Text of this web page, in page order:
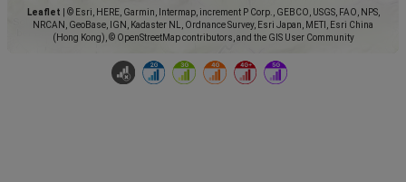
Leaflet
© Esri, HERE, Garmin, Intermap, increment P Corp., GEBCO, USGS, FAO, NPS,
NRCAN, GeoBase, IGN, Kadaster NL, Ordnance Survey, Esri Japan, METI, Esri China
(Hong Kong), © OpenStreetMap contributors, and the GIS User Community